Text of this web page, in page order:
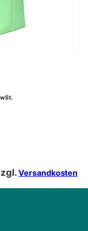
Versandkosten